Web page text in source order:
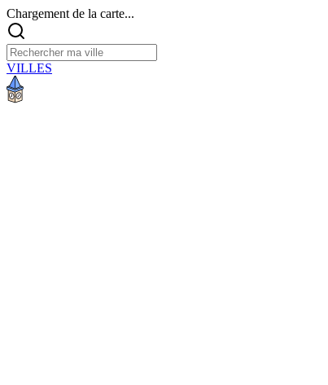
Chargement de la carte...
VILLES